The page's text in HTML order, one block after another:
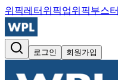
위픽레터 위픽업위픽부스터
로그인 회원가입